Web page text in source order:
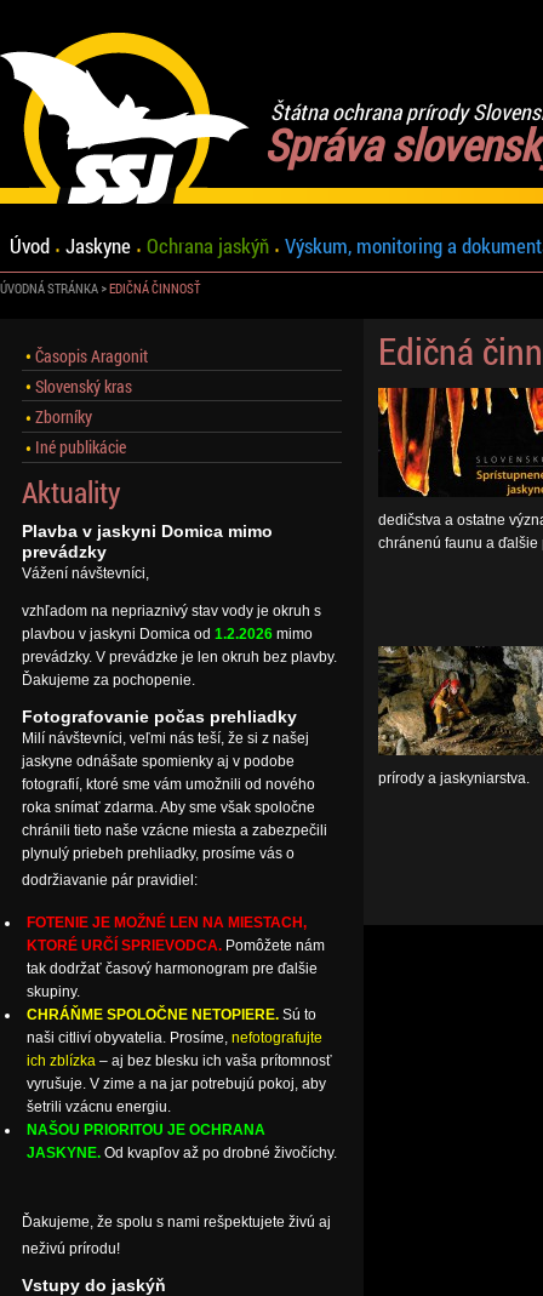
Štátna ochrana prírody
Správa
Úvod Jaskyne Ochrana jaskýň Výskum, monitoring a
ÚVODNÁ STRÁNKA EDIČNÁ ČINNOSŤ
Edičná
dedičstva a ostatne
chránenú faunu a
prírody a jaskyniarstva.
Časopis Aragonit
Slovenský kras
Zborníky
Iné publikácie
Aktuality
Plavba v jaskyni Domica mimo
prevádzky
Vážení návštevníci,
vzhľadom na nepriaznivý stav vody je okruh s
plavbou v jaskyni Domica od 1.2.2026 mimo
prevádzky. V prevádzke je len okruh bez plavby.
Ďakujeme za pochopenie.
Fotografovanie počas prehliadky
Milí návštevníci, veľmi nás teší, že si z našej
jaskyne odnášate spomienky aj v podobe
fotografií, ktoré sme vám umožnili od nového
roka snímať zdarma. Aby sme však spoločne
chránili tieto naše vzácne miesta a zabezpečili
plynulý priebeh prehliadky, prosíme vás o
dodržiavanie pár pravidiel:
FOTENIE JE MOŽNÉ LEN NA MIESTACH,
KTORÉ URČÍ SPRIEVODCA. Pomôžete nám
tak dodržať časový harmonogram pre ďalšie
skupiny.
CHRÁŇME SPOLOČNE NETOPIERE. Sú to
naši citliví obyvatelia. Prosíme, nefotografujte
ich zblízka – aj bez blesku ich vaša prítomnosť
vyrušuje. V zime a na jar potrebujú pokoj, aby
šetrili vzácnu energiu.
NAŠOU PRIORITOU JE OCHRANA
JASKYNE. Od kvapľov až po drobné živočíchy.
Ďakujeme, že spolu s nami rešpektujete živú aj
neživú prírodu!
Vstupy do jaskýň